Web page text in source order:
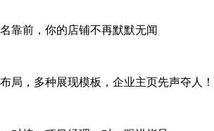
靠前，你的店铺不再默默无闻
局，多种展现模板，企业主页先声夺人！